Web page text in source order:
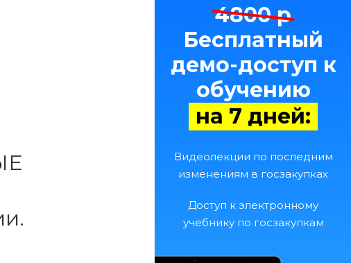
4800 р
Бесплатный
демо-доступ к
обучению
на 7 дней:
Видеолекции по последним
изменениям в госзакупках
Доступ к электронному
учебнику по госзакупкам